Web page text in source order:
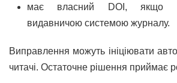
має власний DOI, якщо
видавничою системою журналу.
Виправлення можуть ініціювати
читачі. Остаточне рішення приймає